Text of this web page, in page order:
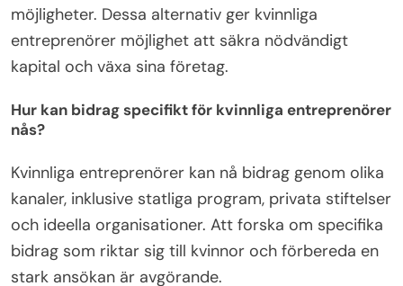
möjligheter. Dessa alternativ ger kvinnliga
entreprenörer möjlighet att säkra nödvändigt
kapital och växa sina företag.
Hur kan bidrag specifikt för kvinnliga entreprenörer
nås?
Kvinnliga entreprenörer kan nå bidrag genom olika
kanaler, inklusive statliga program, privata stiftelser
och ideella organisationer. Att forska om specifika
bidrag som riktar sig till kvinnor och förbereda en
stark ansökan är avgörande.